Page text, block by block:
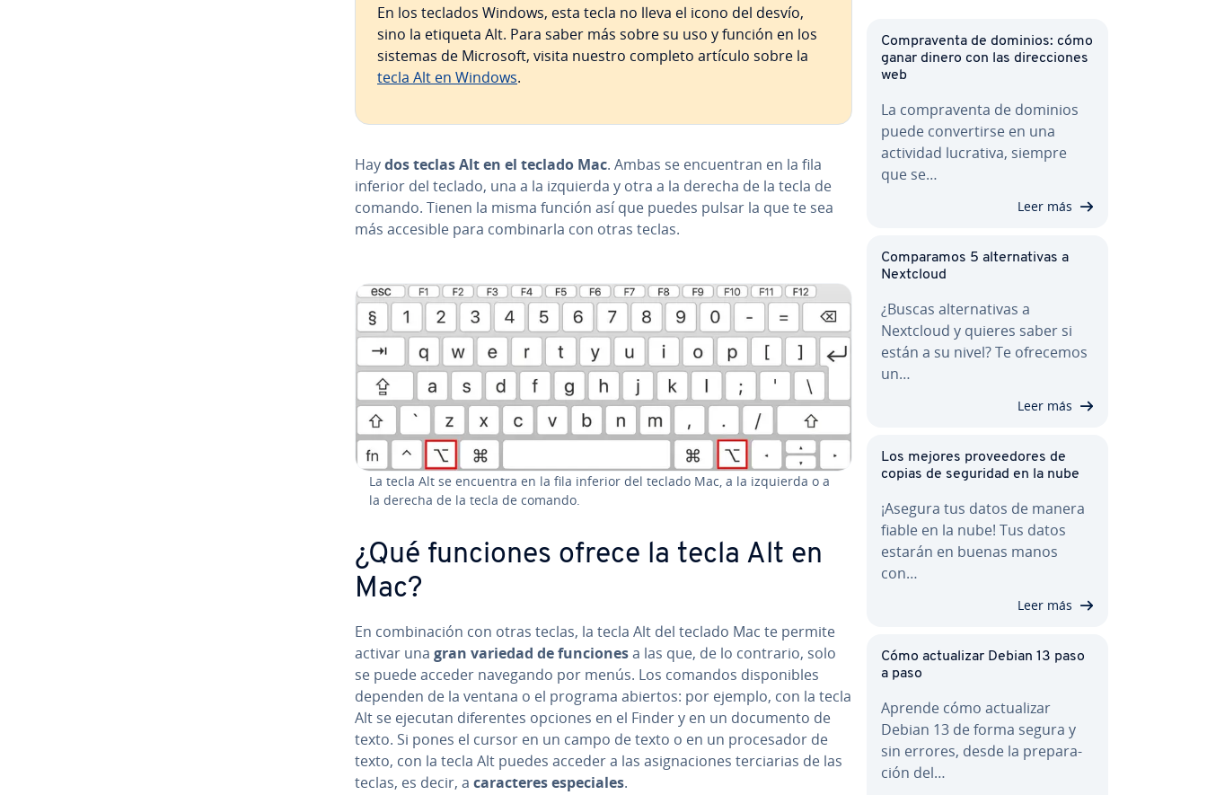
En los teclados Windows, esta tecla no lleva el icono del desvío,
sino la etiqueta Alt. Para saber más sobre su uso y función en los
sistemas de Microsoft, visita nuestro completo artículo sobre la
tecla Alt en Windows.
Haydos teclas Alt en el teclado Mac. Ambas se en­cue­n­tran en la fila
inferior del teclado, una a la izquierda y otra a la derecha de la tecla de
comando. Tienen la misma función así que puedes pulsar la que te sea
más accesible para co­m­bi­nar­la con otras teclas.
La tecla Alt se encuentra en la fila inferior del teclado Mac, a la izquierda o a
la derecha de la tecla de comando.
¿Qué funciones ofrece la tecla Alt en
Mac?
En co­m­bi­na­ción con otras teclas, la tecla Alt del teclado Mac te permite
activar una gran variedad de funcionesa las que, de lo contrario, solo
se puede acceder navegando por menús. Los comandos di­s­po­ni­bles
dependen de la ventana o el programa abiertos: por ejemplo, con la tecla
Alt se ejecutan di­fe­re­n­tes opciones en el Finder y en un documento de
texto. Si pones el cursor en un campo de texto o en un pro­ce­sa­dor de
texto, con la tecla Alt puedes acceder a las asi­g­na­cio­nes te­r­cia­rias de las
teclas, es decir, a ca­ra­c­te­res es­pe­cia­les.
Co­m­pra­ve­n­ta de dominios: cómo
ganar dinero con las di­re­c­cio­nes
web
La co­m­pra­ve­n­ta de dominios
puede co­n­ve­r­ti­r­se en una
actividad lucrativa, siempre
que se…
Leer más
Co­m­pa­ra­mos 5 al­te­r­na­ti­vas a
Nextcloud
¿Buscas al­te­r­na­ti­vas a
Nextcloud y quieres saber si
están a su nivel? Te ofrecemos
un…
Leer más
Los mejores pro­vee­do­res de
copias de seguridad en la nube
¡Asegura tus datos de manera
fiable en la nube! Tus datos
estarán en buenas manos
con…
Leer más
Cómo ac­tua­li­zar Debian 13 paso
a paso
Aprende cómo ac­tua­li­zar
Debian 13 de forma segura y
sin errores, desde la pre­pa­ra­
ción del…